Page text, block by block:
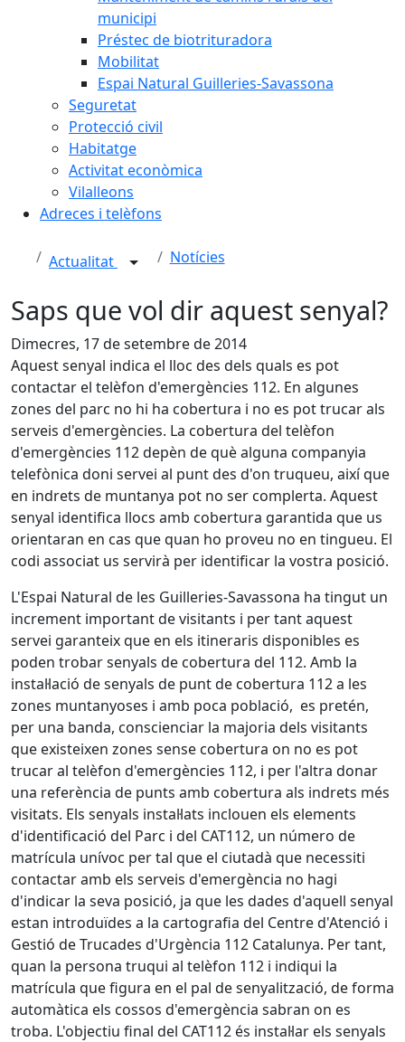
municipi
Préstec de biotrituradora
Mobilitat
Espai Natural Guilleries-Savassona
Seguretat
Protecció civil
Habitatge
Activitat econòmica
Vilalleons
Adreces i telèfons
Actualitat Notícies
Saps que vol dir aquest senyal?
Dimecres, 17 de setembre de 2014
Aquest senyal indica el lloc des dels quals es pot
contactar el telèfon d'emergències 112. En algunes
zones del parc no hi ha cobertura i no es pot trucar als
serveis d'emergències. La cobertura del telèfon
d'emergències 112 depèn de què alguna companyia
telefònica doni servei al punt des d'on truqueu, així que
en indrets de muntanya pot no ser complerta. Aquest
senyal identifica llocs amb cobertura garantida que us
orientaran en cas que quan ho proveu no en tingueu. El
codi associat us servirà per identificar la vostra posició.
L'Espai Natural de les Guilleries-Savassona ha tingut un
increment important de visitants i per tant aquest
servei garanteix que en els itineraris disponibles es
poden trobar senyals de cobertura del 112. Amb la
instal·lació de senyals de punt de cobertura 112 a les
zones muntanyoses i amb poca població, es pretén,
per una banda, conscienciar la majoria dels visitants
que existeixen zones sense cobertura on no es pot
trucar al telèfon d'emergències 112, i per l'altra donar
una referència de punts amb cobertura als indrets més
visitats. Els senyals instal·lats inclouen els elements
d'identificació del Parc i del CAT112, un número de
matrícula unívoc per tal que el ciutadà que necessiti
contactar amb els serveis d'emergència no hagi
d'indicar la seva posició, ja que les dades d'aquell senyal
estan introduïdes a la cartografia del Centre d'Atenció i
Gestió de Trucades d'Urgència 112 Catalunya. Per tant,
quan la persona truqui al telèfon 112 i indiqui la
matrícula que figura en el pal de senyalització, de forma
automàtica els cossos d'emergència sabran on es
troba. L'objectiu final del CAT112 és instal·lar els senyals